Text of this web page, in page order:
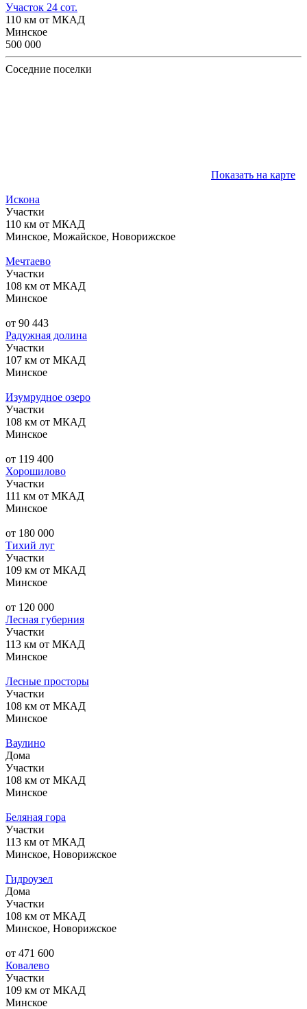
Участок 24 сот.
110 км от МКАД
Минское
500 000
Соседние поселки
Показать на карте
Искона
Участки
110 км от МКАД
Минское, Можайское, Новорижское
Мечтаево
Участки
108 км от МКАД
Минское
от 90 443
Радужная долина
Участки
107 км от МКАД
Минское
Изумрудное озеро
Участки
108 км от МКАД
Минское
от 119 400
Хорошилово
Участки
111 км от МКАД
Минское
от 180 000
Тихий луг
Участки
109 км от МКАД
Минское
от 120 000
Лесная губерния
Участки
113 км от МКАД
Минское
Лесные просторы
Участки
108 км от МКАД
Минское
Ваулино
Дома
Участки
108 км от МКАД
Минское
Беляная гора
Участки
113 км от МКАД
Минское, Новорижское
Гидроузел
Дома
Участки
108 км от МКАД
Минское, Новорижское
от 471 600
Ковалево
Участки
109 км от МКАД
Минское